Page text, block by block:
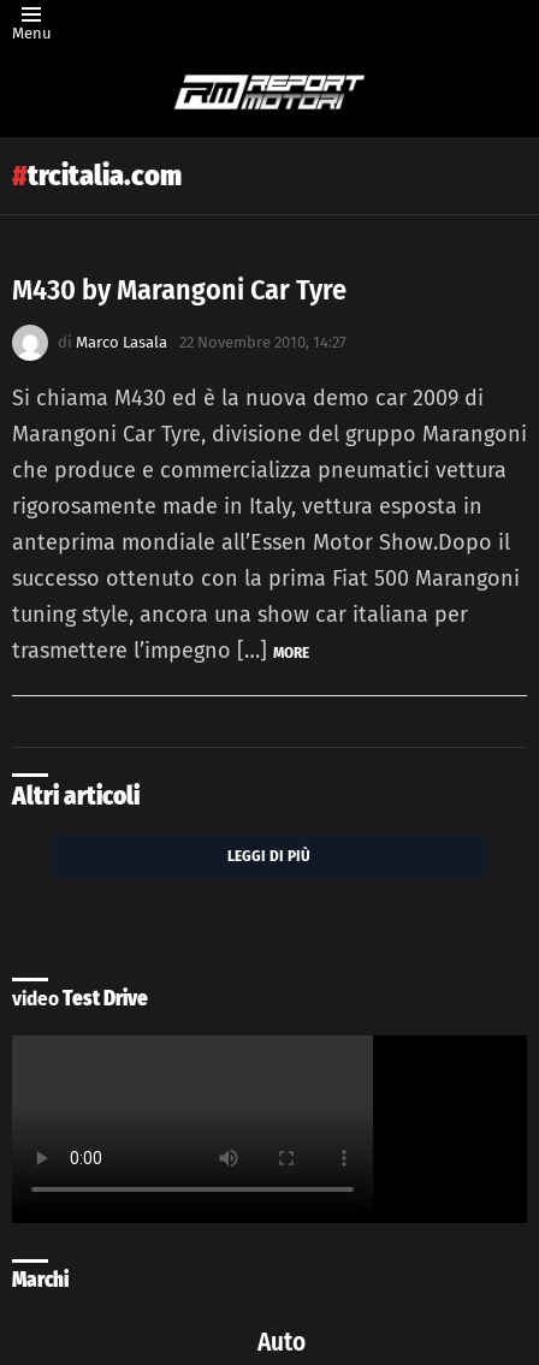
Menu
trcitalia.com
Latest
story
M430 by Marangoni Car Tyre
di Marco Lasala 22 Novembre 2010, 14:27
Si chiama M430 ed è la nuova demo car 2009 di
Marangoni Car Tyre, divisione del gruppo Marangoni
che produce e commercializza pneumatici vettura
rigorosamente made in Italy, vettura esposta in
anteprima mondiale all’Essen Motor Show.Dopo il
successo ottenuto con la prima Fiat 500 Marangoni
tuning style, ancora una show car italiana per
trasmettere l’impegno […] MORE
Altri articoli
LEGGI DI PIÙ
videoTest Drive
Marchi
Auto